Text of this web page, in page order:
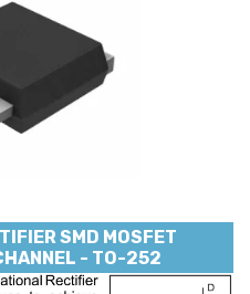
SMD MOSFET
- TO-252